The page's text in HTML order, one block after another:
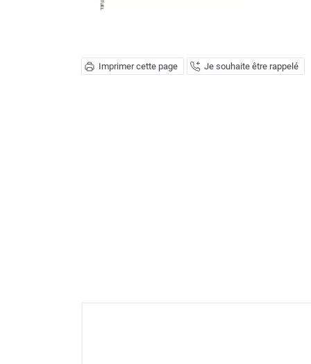
Extracteur d'air mural centrifuge
Déstratificateur ventilateur de
plafond
Imprimer cette page Je souhaite être rappelé